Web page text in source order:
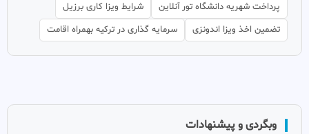
پرداخت شهریه دانشگاه تور آنلاین
شرایط ویزا کاری برزیل
تضمین اخذ ویزا اندونزی
سرمایه گذاری در ترکیه بهمراه اقامت
وبگردی و پیشنهادات